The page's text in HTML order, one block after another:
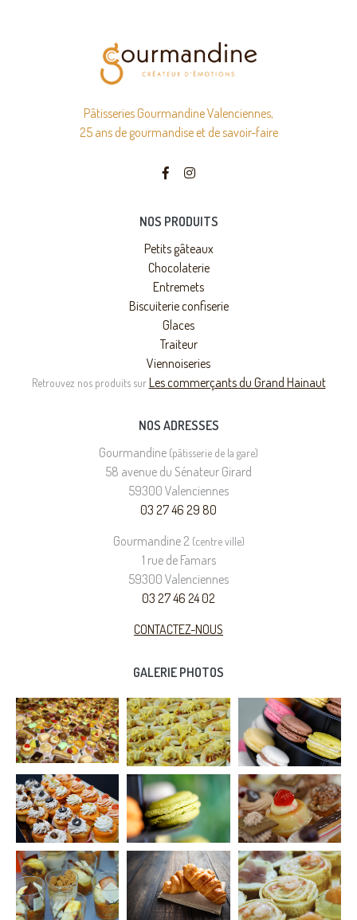
Pâtisseries Gourmandine Valenciennes,
25 ans de gourmandise et de savoir-faire
NOS PRODUITS
Petits gâteaux
Chocolaterie
Entremets
Biscuiterie confiserie
Glaces
Traiteur
Viennoiseries
Retrouvez nos produits surLes commerçants du Grand Hainaut
NOS ADRESSES
Gourmandine (pâtisserie de la gare)
58 avenue du Sénateur Girard
59300 Valenciennes
03 27 46 29 80
Gourmandine 2 (centre ville)
1 rue de Famars
59300 Valenciennes
03 27 46 24 02
CONTACTEZ-NOUS
GALERIE PHOTOS